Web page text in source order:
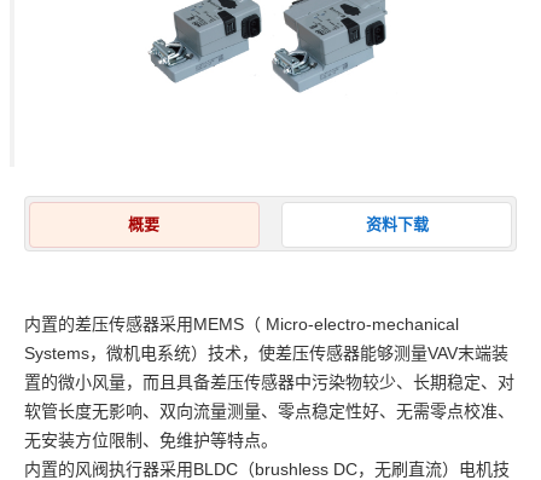
概要 资料下载
内置的差压传感器采用MEMS（ Micro-electro-mechanical
Systems，微机电系统）技术，使差压传感器能够测量VAV末端装
置的微小风量，而且具备差压传感器中污染物较少、长期稳定、对
软管长度无影响、双向流量测量、零点稳定性好、无需零点校准、
无安装方位限制、免维护等特点。
内置的风阀执行器采用BLDC（brushless DC，无刷直流）电机技